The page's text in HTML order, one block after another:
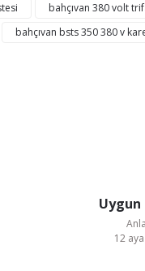
bahçıvan 380 volt
bahçıvan bsts 350 380 v
Uygun
12